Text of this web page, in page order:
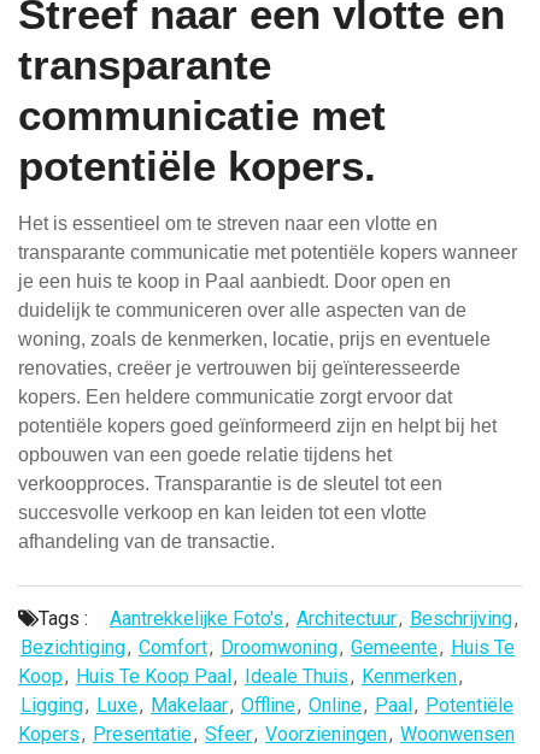
Streef naar een vlotte en
transparante
communicatie met
potentiële kopers.
Het is essentieel om te streven naar een vlotte en
transparante communicatie met potentiële kopers wanneer
je een huis te koop in Paal aanbiedt. Door open en
duidelijk te communiceren over alle aspecten van de
woning, zoals de kenmerken, locatie, prijs en eventuele
renovaties, creëer je vertrouwen bij geïnteresseerde
kopers. Een heldere communicatie zorgt ervoor dat
potentiële kopers goed geïnformeerd zijn en helpt bij het
opbouwen van een goede relatie tijdens het
verkoopproces. Transparantie is de sleutel tot een
succesvolle verkoop en kan leiden tot een vlotte
afhandeling van de transactie.
Tags : Aantrekkelijke Foto's, Architectuur, Beschrijving,
Bezichtiging, Comfort, Droomwoning, Gemeente, Huis Te
Koop, Huis Te Koop Paal, Ideale Thuis, Kenmerken,
Ligging, Luxe, Makelaar, Offline, Online, Paal, Potentiële
Kopers, Presentatie, Sfeer, Voorzieningen, Woonwensen